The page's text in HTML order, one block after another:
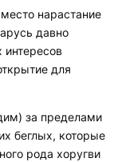
нарастание
давно
интересов
для
за пределами
беглых, которые
рода хоругви